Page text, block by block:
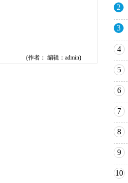
(作者： 编辑：admin)
2
3
4
5
6
7
8
9
10